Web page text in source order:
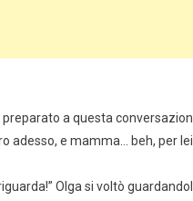
a questa
adesso, e mamma… beh, per
Olga si voltò